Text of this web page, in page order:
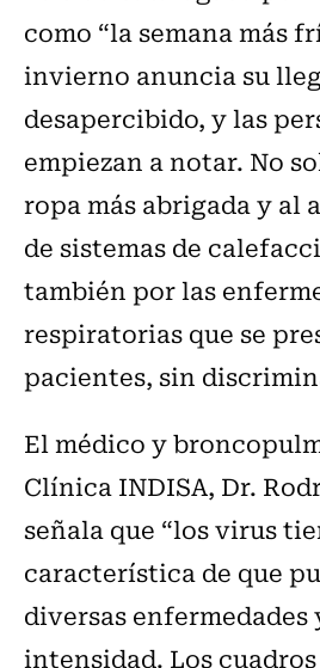
como “la semana más
invierno anuncia su
desapercibido, y las
empiezan a notar. No
ropa más abrigada y al
de sistemas de
también por las
respiratorias que se
pacientes, sin
El médico y
Clínica INDISA, Dr.
señala que “los virus
característica de que
diversas
intensidad. Los